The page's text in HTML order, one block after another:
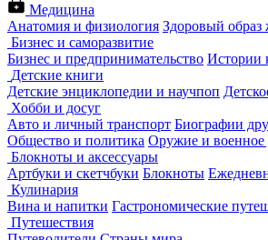
Медицина
Анатомия и физиология Здоровый образ
Бизнес и саморазвитие
Бизнес и предпринимательство Истории
Детские книги
Детские энциклопедии и научпоп
Хобби и досуг
Авто и личный транспорт Биографии
Общество и политика Оружие и военное
Блокноты и аксессуары
Артбуки и скетчбуки Блокноты
Кулинария
Вина и напитки Гастрономические
Путешествия